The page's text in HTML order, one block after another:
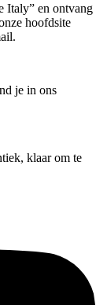
Italy” en ontvang
hoofdsite
je in ons
klaar om te